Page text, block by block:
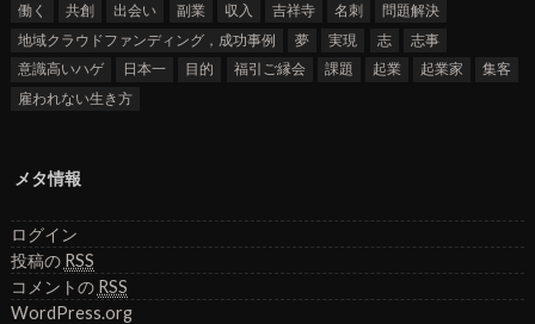
働く
共創 出会い 副業 収入 吉祥寺 名刺
問題解決
地域クラウドファンディング，成功事例
夢 実現 志
志事
意識高いハゲ
日本一 目的 福引ご縁会 課題 起業 起業家
集客
雇われない生き方
メタ情報
ログイン
投稿の RSS
コメントの RSS
WordPress.org